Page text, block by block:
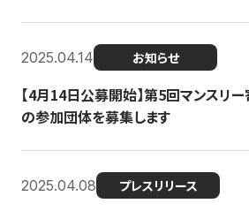
2025.04.14 お知らせ
【4月14日公募開始】第5回マンスリ
の参加団体を募集します
2025.04.08 プレスリリース